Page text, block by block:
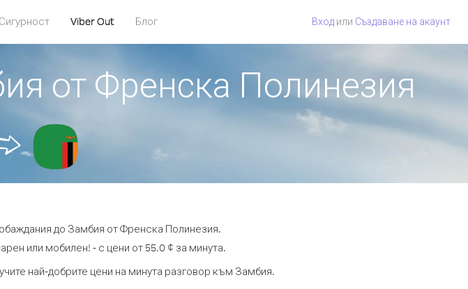
Сигурност Viber Out Блог Вход или Създаване на акаунт
от Френска Полинезия
до Замбия от Френска Полинезия.
или мобилен! - с цени от 55.0 ¢ за минута.
най-добрите цени на минута разговор към Замбия.